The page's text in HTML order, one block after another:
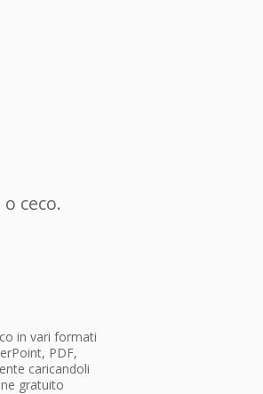
ceco.
in vari formati
PDF,
caricandoli
gratuito